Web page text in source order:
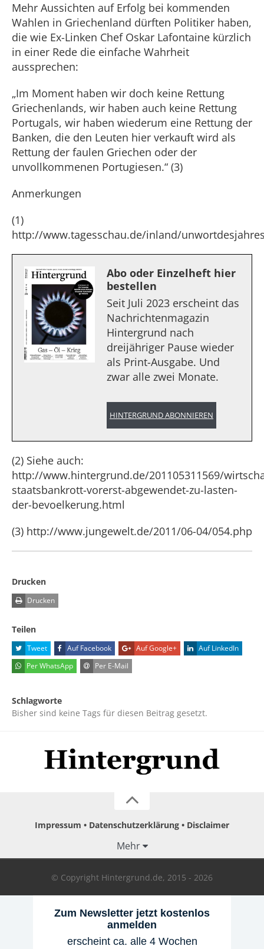
Mehr Aussichten auf Erfolg bei kommenden
Wahlen in Griechenland dürften Politiker haben,
die wie Ex-Linken Chef Oskar Lafontaine kürzlich
in einer Rede die einfache Wahrheit
aussprechen:
„Im Moment haben wir doch keine Rettung
Griechenlands, wir haben auch keine Rettung
Portugals, wir haben wiederum eine Rettung der
Banken, die den Leuten hier verkauft wird als
Rettung der faulen Griechen oder der
unvollkommenen Portugiesen.“ (3)
Anmerkungen
(1)
http://www.tagesschau.de/inland/
Abo oder Einzelheft hier
bestellen
Seit Juli 2023 erscheint das
Nachrichtenmagazin
Hintergrund nach
dreijähriger Pause wieder
als Print-Ausgabe. Und
zwar alle zwei Monate.
HINTERGRUND ABONNIEREN
(2) Siehe auch:
http://www.hintergrund.de/201105311569/
staatsbankrott-vorerst-abgewendet-zu-lasten-
der-bevoelkerung.html
(3) http://www.jungewelt.de/2011/06-04/054.php
Drucken
Drucken
Teilen
Tweet Auf Facebook Auf Google+
Auf LinkedIn
Per WhatsApp
Per E-Mail
Schlagworte
Bisher sind keine Tags für diesen Beitrag gesetzt.
Impressum Datenschutzerklärung Disclaimer
Mehr
© Copyright Hintergrund.de, 2015 - 2026
Zum Newsletter jetzt kostenlos
anmelden
erscheint ca. alle 4 Wochen